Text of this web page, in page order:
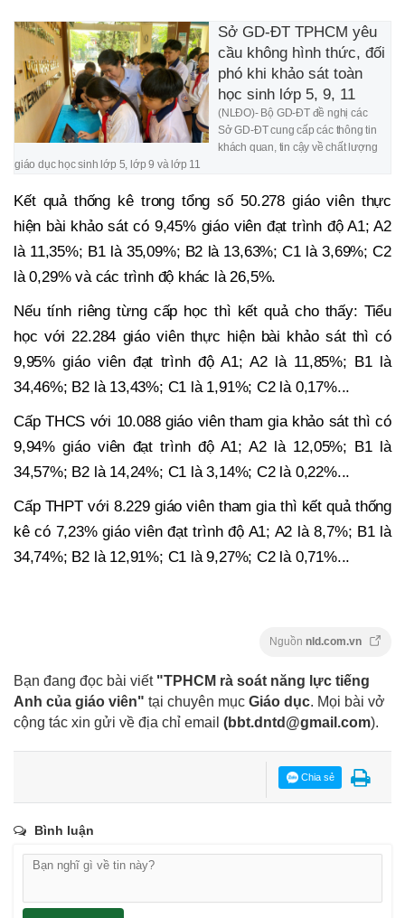
Sở GD-ĐT TPHCM yêu
cầu không hình thức, đối
phó khi khảo sát toàn
học sinh lớp 5, 9, 11
(NLĐO)- Bộ GD-ĐT đề nghị các
Sở GD-ĐT cung cấp các thông tin
khách quan, tin cậy về chất lượng
giáo dục học sinh lớp 5, lớp 9 và lớp 11
Kết quả thống kê trong tổng số 50.278 giáo viên thực
hiện bài khảo sát có 9,45% giáo viên đạt trình độ A1; A2
là 11,35%; B1 là 35,09%; B2 là 13,63%; C1 là 3,69%; C2
là 0,29% và các trình độ khác là 26,5%.
Nếu tính riêng từng cấp học thì kết quả cho thấy: Tiểu
học với 22.284 giáo viên thực hiện bài khảo sát thì có
9,95% giáo viên đạt trình độ A1; A2 là 11,85%; B1 là
34,46%; B2 là 13,43%; C1 là 1,91%; C2 là 0,17%...
Cấp THCS với 10.088 giáo viên tham gia khảo sát thì có
9,94% giáo viên đạt trình độ A1; A2 là 12,05%; B1 là
34,57%; B2 là 14,24%; C1 là 3,14%; C2 là 0,22%...
Cấp THPT với 8.229 giáo viên tham gia thì kết quả thống
kê có 7,23% giáo viên đạt trình độ A1; A2 là 8,7%; B1 là
34,74%; B2 là 12,91%; C1 là 9,27%; C2 là 0,71%...
Nguồn nld.com.vn
Bạn đang đọc bài viết "TPHCM rà soát năng lực tiếng
Anh của giáo viên" tại chuyên mục Giáo dục. Mọi bài vở
cộng tác xin gửi về địa chỉ email (bbt.dntd@gmail.com).
Chia sẻ
Bình luận